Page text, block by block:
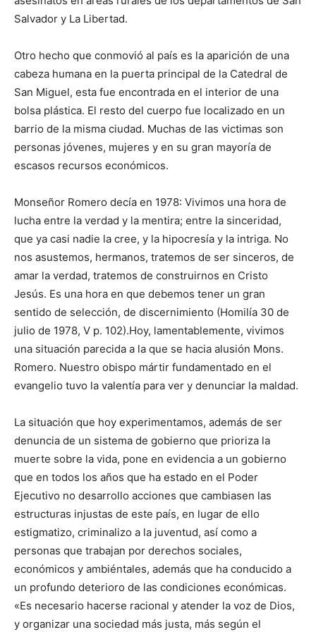
Salvador y La Libertad.
Otro hecho que conmovió al país es la aparición de una
cabeza humana en la puerta principal de la Catedral de
San Miguel, esta fue encontrada en el interior de una
bolsa plástica. El resto del cuerpo fue localizado en un
barrio de la misma ciudad. Muchas de las victimas son
personas jóvenes, mujeres y en su gran mayoría de
escasos recursos económicos.
Monseñor Romero decía en 1978: Vivimos una hora de
lucha entre la verdad y la mentira; entre la sinceridad,
que ya casi nadie la cree, y la hipocresía y la intriga. No
nos asustemos, hermanos, tratemos de ser sinceros, de
amar la verdad, tratemos de construirnos en Cristo
Jesús. Es una hora en que debemos tener un gran
sentido de selección, de discernimiento (Homilía 30 de
julio de 1978, V p. 102).Hoy, lamentablemente, vivimos
una situación parecida a la que se hacia alusión Mons.
Romero. Nuestro obispo mártir fundamentado en el
evangelio tuvo la valentía para ver y denunciar la maldad.
La situación que hoy experimentamos, además de ser
denuncia de un sistema de gobierno que prioriza la
muerte sobre la vida, pone en evidencia a un gobierno
que en todos los años que ha estado en el Poder
Ejecutivo no desarrollo acciones que cambiasen las
estructuras injustas de este país, en lugar de ello
estigmatizo, criminalizo a la juventud, así como a
personas que trabajan por derechos sociales,
económicos y ambiéntales, además que ha conducido a
un profundo deterioro de las condiciones económicas.
«Es necesario hacerse racional y atender la voz de Dios,
y organizar una sociedad más justa, más según el